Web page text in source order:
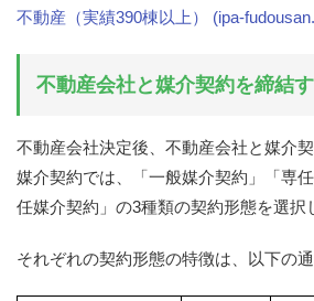
不動産（実績390棟以上） (ipa-
不動産会社と媒介契約を締結
不動産会社決定後、不動産会社と媒介契
媒介契約では、「一般媒介契約」「専
任媒介契約」の3種類の契約形態を選択
それぞれの契約形態の特徴は、以下の通